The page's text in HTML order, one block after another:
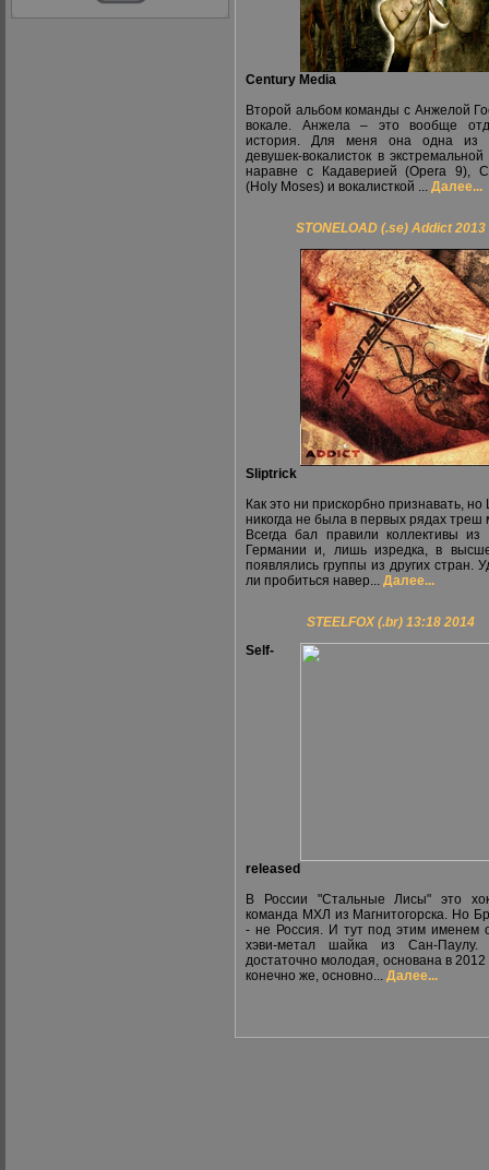
Century Media
Второй альбом команды с Анжелой
вокале. Анжела – это вообще
история. Для меня она одна из
девушек-вокалисток в
наравне с Кадаверией (Opera 9),
(Holy Moses) и вокалисткой ... Далее...
STONELOAD (.se) Addict 2013
Sliptrick
Как это ни прискорбно признавать,
никогда не была в первых рядах треш
Всегда бал правили коллективы
Германии и, лишь изредка, в
появлялись группы из других стран.
ли пробиться навер... Далее...
STEELFOX (.br) 13:18 2014
Self-
released
В России "Стальные Лисы" это
команда МХЛ из Магнитогорска. Но
- не Россия. И тут под этим именем
хэви-метал шайка из Сан-Паулу.
достаточно молодая, основана в 2012
конечно же, основно... Далее...